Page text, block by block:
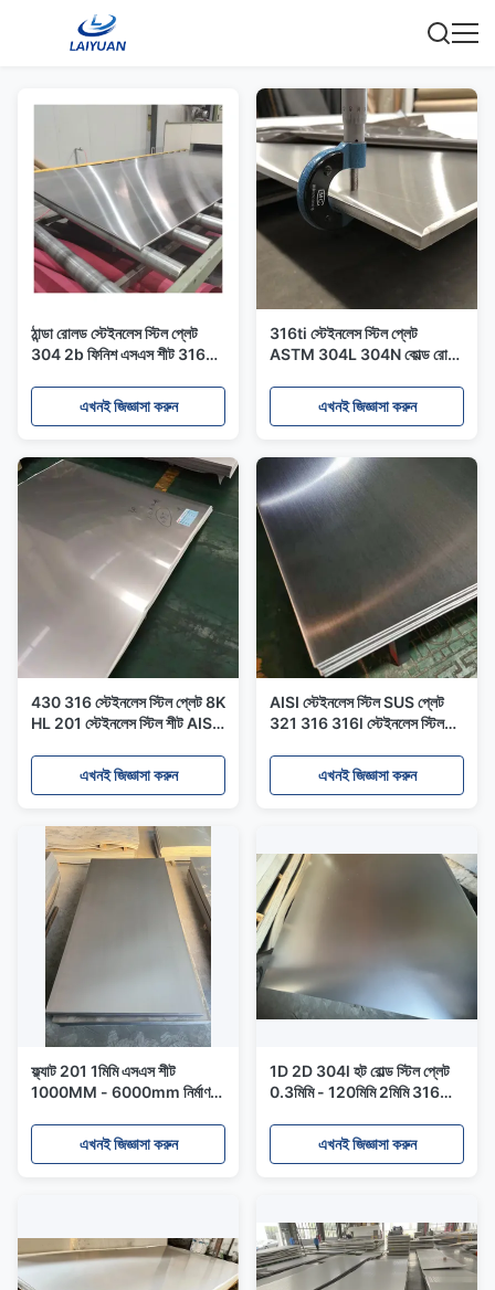
ঠান্ডা রোলড স্টেইনলেস স্টিল প্লেট
304 2b ফিনিশ এসএস শীট 316
এখনই জিজ্ঞাসা করুন
316ti স্টেইনলেস স্টিল প্লেট
ASTM 304L 304N কোল্ড রোলড
এখনই জিজ্ঞাসা করুন
430 316 স্টেইনলেস স্টিল প্লেট 8K
HL 201 স্টেইনলেস স্টিল শীট AISI
এখনই জিজ্ঞাসা করুন
AISI স্টেইনলেস স্টিল SUS প্লেট
321 316 316l স্টেইনলেস স্টিল
এখনই জিজ্ঞাসা করুন
ফ্ল্যাট 201 1মিমি এসএস শীট
1000MM - 6000mm নির্মাণ
এখনই জিজ্ঞাসা করুন
1D 2D 304l হট রোল্ড স্টিল প্লেট
0.3মিমি - 120মিমি 2মিমি 316
এখনই জিজ্ঞাসা করুন